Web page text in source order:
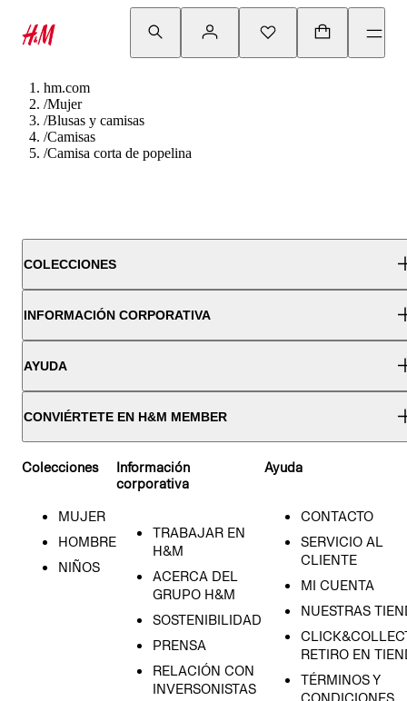
hm.com
/Mujer
/Blusas y camisas
/Camisas
/Camisa corta de popelina
COLECCIONES
INFORMACIÓN CORPORATIVA
AYUDA
CONVIÉRTETE EN H&M MEMBER
Colecciones
MUJER
HOMBRE
NIÑOS
Información
corporativa
TRABAJAR EN
H&M
ACERCA DEL
GRUPO H&M
SOSTENIBILIDAD
PRENSA
RELACIÓN CON
INVERSONISTAS
Ayuda
CONTACTO
SERVICIO AL
CLIENTE
MI CUENTA
NUESTRAS
RETIRO EN
TÉRMINOS Y